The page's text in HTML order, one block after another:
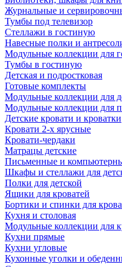
Журнальные и
Тумбы под телевизор
Стеллажи в гостиную
Навесные полки и
Модульные коллекции для
Тумбы в гостиную
Детская и подростковая
Готовые комплекты
Модульные коллекции для
Модульные коллекции для
Детские кровати и кроватки
Кровати 2-х ярусные
Кровати-чердаки
Матрацы детские
Письменные и
Шкафы и стеллажи для
Полки для детской
Ящики для кроватей
Бортики и спинки для
Кухня и столовая
Модульные коллекции для
Кухни прямые
Кухни угловые
Кухонные уголки и